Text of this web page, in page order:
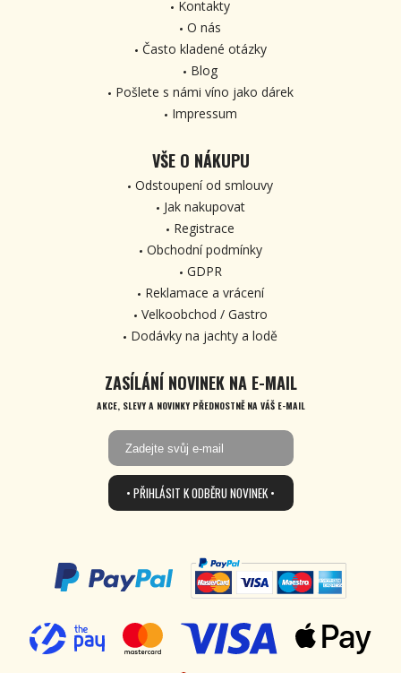
Kontakty
O nás
Často kladené otázky
Blog
Pošlete s námi víno jako dárek
Impressum
VŠE O NÁKUPU
Odstoupení od smlouvy
Jak nakupovat
Registrace
Obchodní podmínky
GDPR
Reklamace a vrácení
Velkoobchod / Gastro
Dodávky na jachty a lodě
ZASÍLÁNÍ NOVINEK NA E-MAIL
AKCE, SLEVY A NOVINKY PŘEDNOSTNĚ NA VÁŠ E-MAIL
• PŘIHLÁSIT K ODBĚRU NOVINEK •